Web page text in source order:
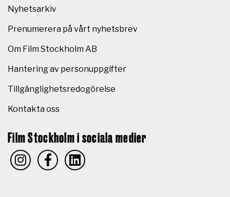
Nyhetsarkiv
Prenumerera på vårt nyhetsbrev
Om Film Stockholm AB
Hantering av personuppgifter
Tillgänglighetsredogörelse
Kontakta oss
Film Stockholm i sociala medier